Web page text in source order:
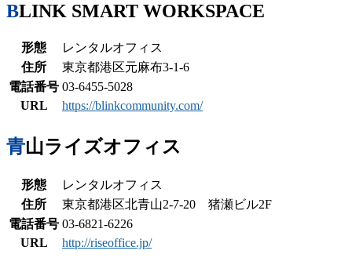
BLINK SMART WORKSPACE
形態
レンタルオフィス
住所
東京都港区元麻布3-1-6
電話番号 03-6455-5028
URL
https://blinkcommunity.com/
青山ライズオフィス
形態
レンタルオフィス
住所
東京都港区北青山2-7-20 猪瀬ビル2F
電話番号 03-6821-6226
URL
http://riseoffice.jp/